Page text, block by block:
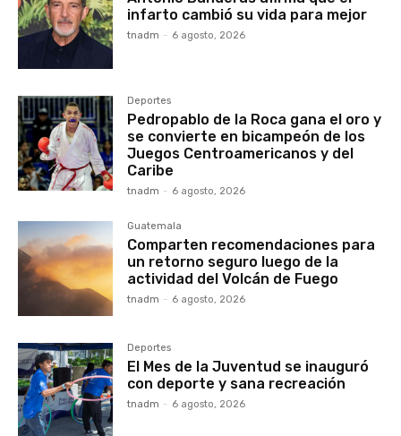
infarto cambió su vida para mejor
tnadm - 6 agosto, 2026
Deportes
Pedropablo de la Roca gana el oro y
se convierte en bicampeón de los
Juegos Centroamericanos y del
Caribe
tnadm - 6 agosto, 2026
Guatemala
Comparten recomendaciones para
un retorno seguro luego de la
actividad del Volcán de Fuego
tnadm - 6 agosto, 2026
Deportes
El Mes de la Juventud se inauguró
con deporte y sana recreación
tnadm - 6 agosto, 2026